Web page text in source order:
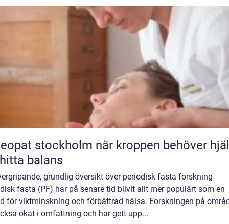
stockholm när kroppen behöver hjälp
balans
grundlig översikt över periodisk fasta forskning
fasta (PF) har på senare tid blivit allt mer populärt som en
för viktminskning och förbättrad hälsa. Forskningen på
ökat i omfattning och har gett upp...